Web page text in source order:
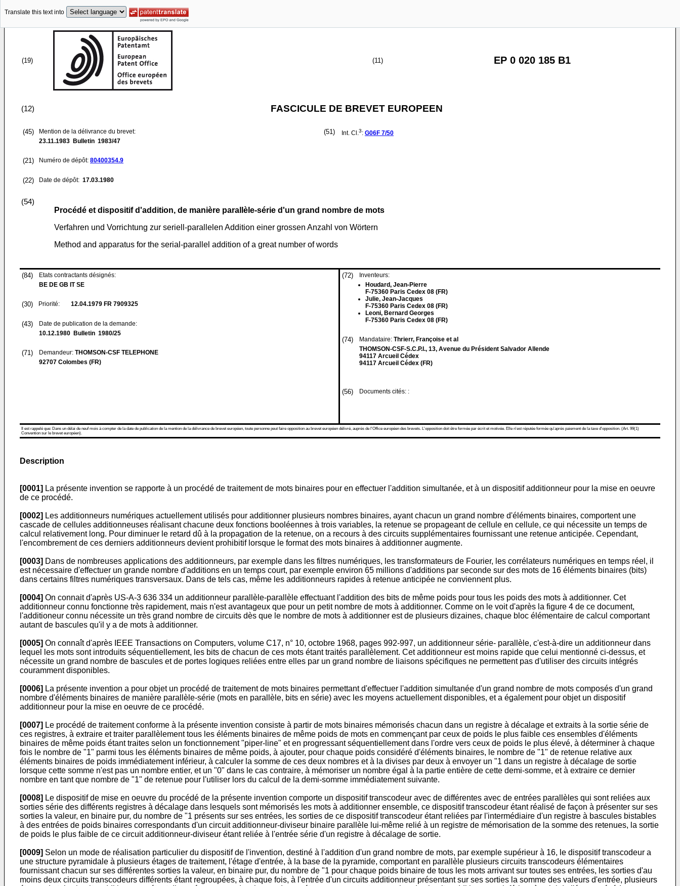
Translate this text into
(19) (11) EP 0 020 185 B1
(12) FASCICULE DE BREVET EUROPEEN
(45)
Mention de la délivrance du brevet:
23.11.1983 Bulletin 1983/47
(21) Numéro de dépôt: 80400354.9
(22) Date de dépôt: 17.03.1980
(51) Int. Cl.3: G06F 7/50
(54)
Procédé et dispositif d'addition, de manière parallèle-série d'un grand nombre de mots
Verfahren und Vorrichtung zur seriell-parallelen Addition einer grossen Anzahl von Wörtern
Method and apparatus for the serial-parallel addition of a great number of words
(84)
Etats contractants désignés:
BE DE GB IT SE
(30) Priorité: 12.04.1979 FR 7909325
(43)
Date de publication de la demande:
10.12.1980 Bulletin 1980/25
(71) Demandeur: THOMSON-CSF TELEPHONE
92707 Colombes (FR)
(72)
Inventeurs:
Houdard, Jean-Pierre
F-75360 Paris Cedex 08 (FR)
Julie, Jean-Jacques
F-75360 Paris Cedex 08 (FR)
Leoni, Bernard Georges
F-75360 Paris Cedex 08 (FR)
(74) Mandataire: Thrierr, Françoise et al
THOMSON-CSF-S.C.P.I., 13, Avenue du Président Salvador Allende
94117 Arcueil Cédex
94117 Arcueil Cédex (FR)
(56) Documents cités: :
Il est rappelé que: Dans un délai de neuf mois à compter de la date de publication de la mention de la délivrance de brevet européen, toute personne peut faire opposition au brevet européen délivré, auprès de l'Office européen des brevets. L'opposition doit être formée par écrit et motivée. Elle n'est réputée formée qu'après paiement de la taxe d'opposition. (Art. 99(1)
Convention sur le brevet européen).
Description
[0001] La présente invention se rapporte à un procédé de traitement de mots binaires pour en effectuer l'addition simultanée, et à un dispositif additionneur pour la mise en oeuvre
de ce procédé.
[0002] Les additionneurs numériques actuellement utilisés pour additionner plusieurs nombres binaires, ayant chacun un grand nombre d'éléments binaires, comportent une
cascade de cellules additionneuses réalisant chacune deux fonctions booléennes à trois variables, la retenue se propageant de cellule en cellule, ce qui nécessite un temps de
calcul relativement long. Pour diminuer le retard dû à la propagation de la retenue, on a recours à des circuits supplémentaires fournissant une retenue anticipée. Cependant,
l'encombrement de ces derniers additionneurs devient prohibitif lorsque le format des mots binaires à additionner augmente.
[0003] Dans de nombreuses applications des additionneurs, par exemple dans les filtres numériques, les transformateurs de Fourier, les corrélateurs numériques en temps réel, il
est nécessaire d'effectuer un grande nombre d'additions en un temps court, par exemple environ 65 millions d'additions par seconde sur des mots de 16 éléments binaires (bits)
dans certains filtres numériques transversaux. Dans de tels cas, même les additionneurs rapides à retenue anticipée ne conviennent plus.
[0004] On connait d'après US-A-3 636 334 un additionneur parallèle-parallèle effectuant l'addition des bits de même poids pour tous les poids des mots à additionner. Cet
additionneur connu fonctionne très rapidement, mais n'est avantageux que pour un petit nombre de mots à additionner. Comme on le voit d'après la figure 4 de ce document,
l'additioneur connu nécessite un très grand nombre de circuits dès que le nombre de mots à additionner est de plusieurs dizaines, chaque bloc élémentaire de calcul comportant
autant de bascules qu'il y a de mots à additionner.
[0005] On connaît d'après IEEE Transactions on Computers, volume C17, n° 10, octobre 1968, pages 992-997, un additionneur série- parallèle, c'est-à-dire un additionneur dans
lequel les mots sont introduits séquentiellement, les bits de chacun de ces mots étant traités parallèlement. Cet additionneur est moins rapide que celui mentionné ci-dessus, et
nécessite un grand nombre de bascules et de portes logiques reliées entre elles par un grand nombre de liaisons spécifiques ne permettent pas d'utiliser des circuits intégrés
couramment disponibles.
[0006] La présente invention a pour objet un procédé de traitement de mots binaires permettant d'effectuer l'addition simultanée d'un grand nombre de mots composés d'un grand
nombre d'éléments binaires de manière parallèle-série (mots en parallèle, bits en série) avec les moyens actuellement disponibles, et a également pour objet un dispositif
additionneur pour la mise en oeuvre de ce procédé.
[0007] Le procédé de traitement conforme à la présente invention consiste à partir de mots binaires mémorisés chacun dans un registre à décalage et extraits à la sortie série de
ces registres, à extraire et traiter parallèlement tous les éléments binaires de même poids de mots en commençant par ceux de poids le plus faible ces ensembles d'éléments
binaires de même poids étant traites selon un fonctionnement "piper-line" et en progressant séquentiellement dans l'ordre vers ceux de poids le plus élevé, à déterminer à chaque
fois le nombre de "1" parmi tous les éléments binaires de même poids, à ajouter, pour chaque poids considéré d'éléments binaires, le nombre de "1" de retenue relative aux
éléments binaires de poids immédiatement inférieur, à calculer la somme de ces deux nombres et à la divises par deux à envoyer un "1 dans un registre à décalage de sortie
lorsque cette somme n'est pas un nombre entier, et un "0" dans le cas contraire, à mémoriser un nombre égal à la partie entière de cette demi-somme, et à extraire ce dernier
nombre en tant que nombre de "1" de retenue pour l'utiliser lors du calcul de la demi-somme immédiatement suivante.
[0008] Le dispositif de mise en oeuvre du procédé de la présente invention comporte un dispositif transcodeur avec de différentes avec de entrées parallèles qui sont reliées aux
sorties série des différents registres à décalage dans lesquels sont mémorisés les mots à additionner ensemble, ce dispositif transcodeur étant réalisé de façon à présenter sur ses
sorties la valeur, en binaire pur, du nombre de "1 présents sur ses entrées, les sorties de ce dispositif transcodeur étant reliées par l'intermédiaire d'un registre à bascules bistables
à des entrées de poids binaires correspondants d'un circuit additionneur-diviseur binaire parallèle lui-même relié à un registre de mémorisation de la somme des retenues, la sortie
de poids le plus faible de ce circuit additionneur-diviseur étant reliée à l'entrée série d'un registre à décalage de sortie.
[0009] Selon un mode de réalisation particulier du dispositif de l'invention, destiné à l'addition d'un grand nombre de mots, par exemple supérieur à 16, le dispositif transcodeur a
une structure pyramidale à plusieurs étages de traitement, l'étage d'entrée, à la base de la pyramide, comportant en parallèle plusieurs circuits transcodeurs élémentaires
fournissant chacun sur ses différentes sorties la valeur, en binaire pur, du nombre de "1 pour chaque poids binaire de tous les mots arrivant sur toutes ses entrées, les sorties d'au
moins deux circuits transcodeurs différents étant regroupées, à chaque fois, à l'entrée d'un circuits additionneur présentant sur ses sorties la somme des valeurs d'entrée, plusieurs